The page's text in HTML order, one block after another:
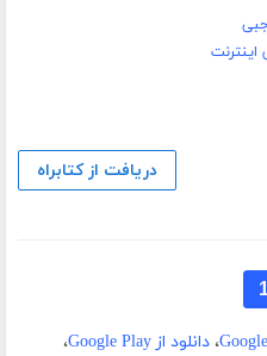
دریافت از کتابراه
، دانلود از Google Play
،